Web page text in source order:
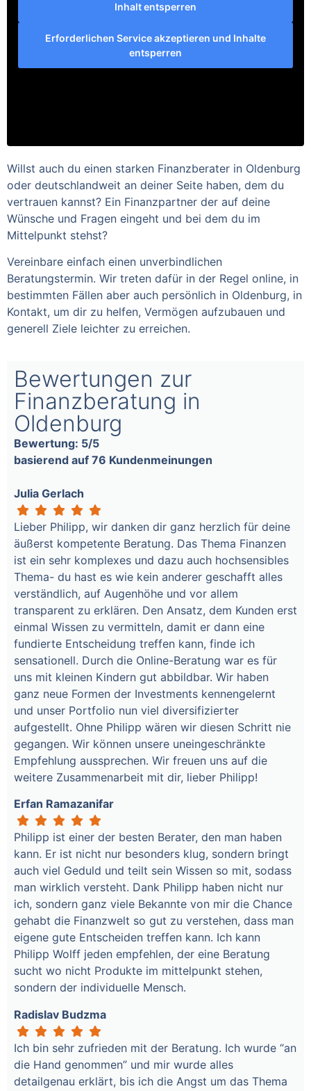
Inhalt entsperren
Erforderlichen Service akzeptieren und Inhalte
entsperren
Willst auch du einen starken Finanzberater in Oldenburg
oder deutschlandweit an deiner Seite haben, dem du
vertrauen kannst? Ein Finanzpartner der auf deine
Wünsche und Fragen eingeht und bei dem du im
Mittelpunkt stehst?
Vereinbare einfach einen unverbindlichen
Beratungstermin. Wir treten dafür in der Regel online, in
bestimmten Fällen aber auch persönlich in Oldenburg, in
Kontakt, um dir zu helfen, Vermögen aufzubauen und
generell Ziele leichter zu erreichen.
Bewertungen zur
Finanzberatung in
Oldenburg
Bewertung: 5/5
basierend auf 76 Kundenmeinungen
Julia Gerlach
Lieber Philipp, wir danken dir ganz herzlich für deine
äußerst kompetente Beratung. Das Thema Finanzen
ist ein sehr komplexes und dazu auch hochsensibles
Thema- du hast es wie kein anderer geschafft alles
verständlich, auf Augenhöhe und vor allem
transparent zu erklären. Den Ansatz, dem Kunden erst
einmal Wissen zu vermitteln, damit er dann eine
fundierte Entscheidung treffen kann, finde ich
sensationell. Durch die Online-Beratung war es für
uns mit kleinen Kindern gut abbildbar. Wir haben
ganz neue Formen der Investments kennengelernt
und unser Portfolio nun viel diversifizierter
aufgestellt. Ohne Philipp wären wir diesen Schritt nie
gegangen. Wir können unsere uneingeschränkte
Empfehlung aussprechen. Wir freuen uns auf die
weitere Zusammenarbeit mit dir, lieber Philipp!
Erfan Ramazanifar
Philipp ist einer der besten Berater, den man haben
kann. Er ist nicht nur besonders klug, sondern bringt
auch viel Geduld und teilt sein Wissen so mit, sodass
man wirklich versteht. Dank Philipp haben nicht nur
ich, sondern ganz viele Bekannte von mir die Chance
gehabt die Finanzwelt so gut zu verstehen, dass man
eigene gute Entscheiden treffen kann. Ich kann
Philipp Wolff jeden empfehlen, der eine Beratung
sucht wo nicht Produkte im mittelpunkt stehen,
sondern der individuelle Mensch.
Radislav Budzma
Ich bin sehr zufrieden mit der Beratung. Ich wurde “an
die Hand genommen” und mir wurde alles
detailgenau erklärt, bis ich die Angst um das Thema